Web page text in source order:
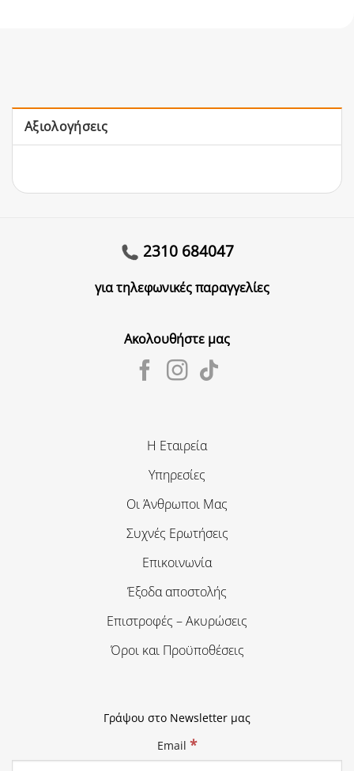
Αξιολογήσεις
2310 684047
για τηλεφωνικές παραγγελίες
Ακολουθήστε μας
Η Εταιρεία
Υπηρεσίες
Οι Άνθρωποι Μας
Συχνές Ερωτήσεις
Επικοινωνία
Έξοδα αποστολής
Επιστροφές – Ακυρώσεις
Όροι και Προϋποθέσεις
Γράψου στο Newsletter μας
Email *